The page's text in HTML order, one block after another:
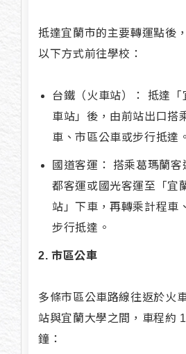
抵達宜蘭市的主要轉運點後
以下方式前往學校：
台鐵（火車站）： 抵達「
車站」後，由前站出口搭
車、市區公車或步行抵達。
國道客運： 搭乘葛瑪蘭客
都客運或國光客運至「宜
站」下車，再轉乘計程車
步行抵達。
2. 市區公車
多條市區公車路線往返於火
站與宜蘭大學之間，車程約
鐘：